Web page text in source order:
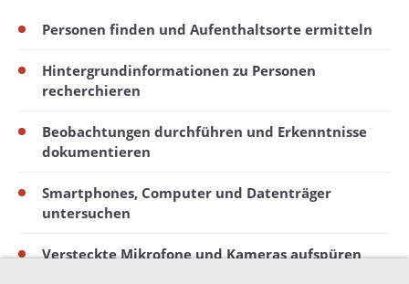
Personen finden und Aufenthaltsorte ermitteln
Hintergrundinformationen zu Personen
recherchieren
Beobachtungen durchführen und Erkenntnisse
dokumentieren
Smartphones, Computer und Datenträger
untersuchen
Versteckte Mikrofone und Kameras aufspüren